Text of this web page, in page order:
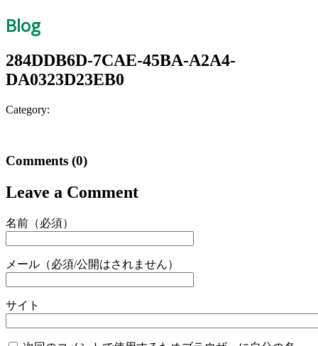
Blog
284DDB6D-7CAE-45BA-A2A4-
DA0323D23EB0
Category:
Comments (0)
Leave a Comment
名前（必須）
メール（必須/公開はされません）
サイト